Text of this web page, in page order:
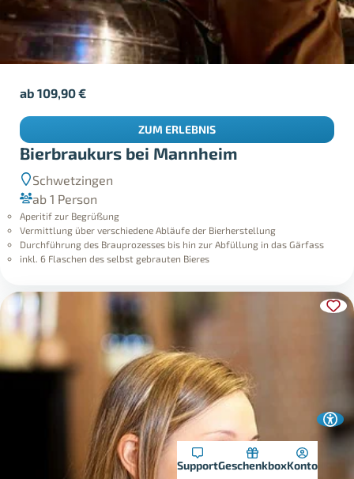
SupportGeschenkboxKonto
Bierbraukurs bei Mannheim
Schwetzingen
ab 1 Person
Aperitif zur Begrüßung
Vermittlung über verschiedene Abläufe der Bierherstellung
Durchführung des Brauprozesses bis hin zur Abfüllung in das Gärfass
inkl. 6 Flaschen des selbst gebrauten Bieres
ab109,90€
ZUM ERLEBNIS